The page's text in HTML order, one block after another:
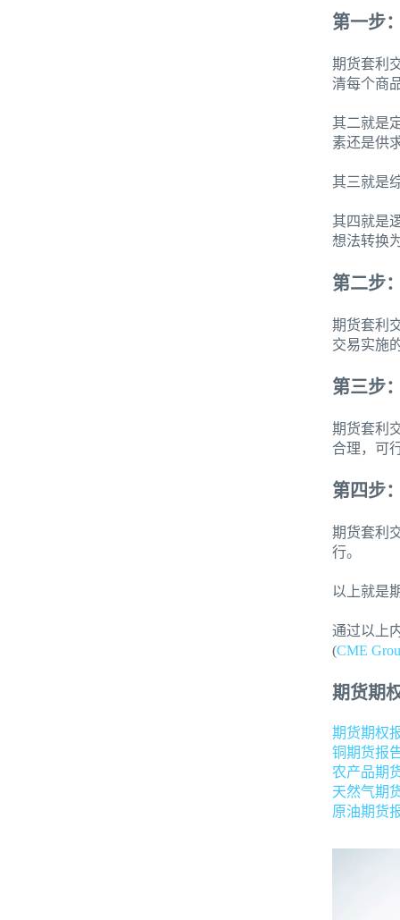
第一步
期货套利
清每个商
其二就是
素还是供
其三就是
其四就是
想法转换
第二步
期货套利
交易实施
第三步
期货套利
合理，可
第四步
期货套利
行。
以上就是
通过以上
(CME
期货期
期货期权
铜期货报
农产品期
天然气期
原油期货